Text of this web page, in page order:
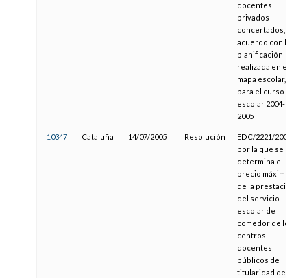
docentes
privados
concertados, de
acuerdo con la
planificación
realizada en el
mapa escolar,
para el curso
escolar 2004-
2005
10347 Cataluña 14/07/2005 Resolución
EDC/2221/2005,
por la que se
determina el
precio máximo
de la prestación
del servicio
escolar de
comedor de los
centros
docentes
públicos de
titularidad del